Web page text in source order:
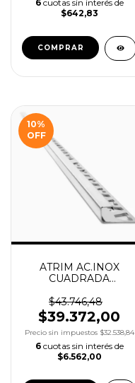
6 cuotas sin interés de
$642,83
10%
OFF
ATRIM AC.INOX
CUADRADA
10X10MM X2.50M
COD.1810
$43.746,48
$39.372,00
Precio sin impuestos $32.538,84
6 cuotas sin interés de
$6.562,00